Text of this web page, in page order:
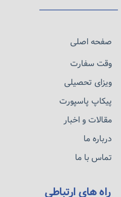
صفحه اصلی
وقت سفارت
ویزای تحصیلی
پیکاپ پاسپورت
مقالات و اخبار
درباره ما
تماس با ما
راه های ارتباطی